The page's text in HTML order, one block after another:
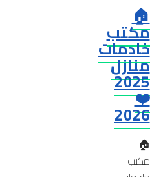
🏠
مكتب
خادمات
منازل
2025
❤️
2026
🏠
مكتب